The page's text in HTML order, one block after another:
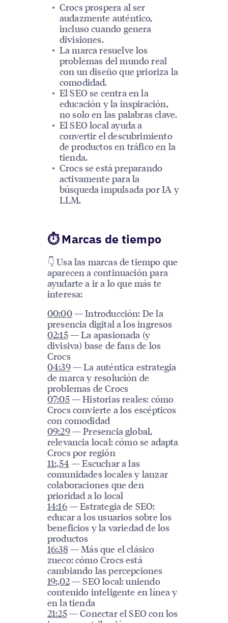
Crocs prospera al ser
audazmente auténtico,
incluso cuando genera
divisiones.
La marca resuelve los
problemas del mundo real
con un diseño que prioriza la
comodidad.
El SEO se centra en la
educación y la inspiración,
no solo en las palabras clave.
El SEO local ayuda a
convertir el descubrimiento
de productos en tráfico en la
tienda.
Crocs se está preparando
activamente para la
búsqueda impulsada por IA y
LLM.
⏱ Marcas de tiempo
👇 Usa las marcas de tiempo que
aparecen a continuación para
ayudarte a ir a lo que más te
interesa:
00:00— Introducción: De la
presencia digital a los ingresos
02:15— La apasionada (y
divisiva) base de fans de los
Crocs
04:39— La auténtica estrategia
de marca y resolución de
problemas de Crocs
07:05— Historias reales: cómo
Crocs convierte a los escépticos
con comodidad
09:29— Presencia global,
relevancia local: cómo se adapta
Crocs por región
11:,54— Escuchar a las
comunidades locales y lanzar
colaboraciones que den
prioridad a lo local
14:16— Estrategia de SEO:
educar a los usuarios sobre los
beneficios y la variedad de los
productos
16:38— Más que el clásico
zueco: cómo Crocs está
cambiando las percepciones
19:,02— SEO local: uniendo
contenido inteligente en línea y
en la tienda
21:25— Conectar el SEO con los